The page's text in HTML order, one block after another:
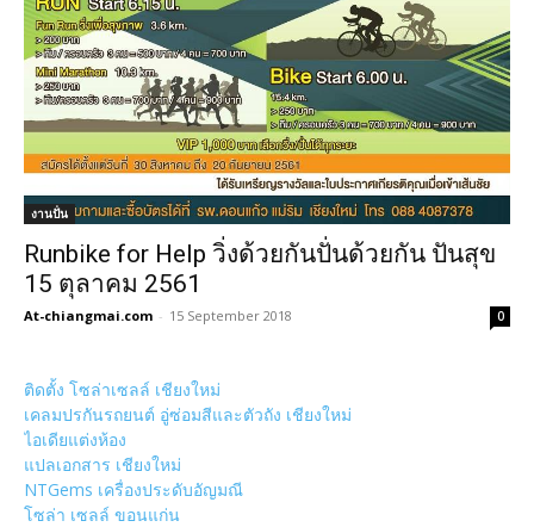
งานปั่น
Runbike for Help วิ่งด้วยกันปั่นด้วยกัน ปันสุข
15 ตุลาคม 2561
At-chiangmai.com - 15 September 2018 0
ติดตั้ง โซล่าเซลล์ เชียงใหม่
เคลมปรกันรถยนต์ อู่ซ่อมสีและตัวถัง เชียงใหม่
ไอเดียแต่งห้อง
แปลเอกสาร เชียงใหม่
NTGems เครื่องประดับอัญมณี
โซล่า เซลล์ ขอนแก่น